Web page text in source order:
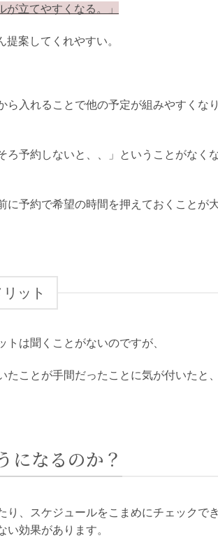
立てやすくなる。」
案してくれやすい。
ら入れることで他の予定が組みやすくな
ろ予約しないと、、」ということがなく
に予約で希望の時間を押えておくことが
ット
は聞くことがないのですが、
たことが手間だったことに気が付いたと
になるのか？
り、スケジュールをこまめにチェックで
効果があります。